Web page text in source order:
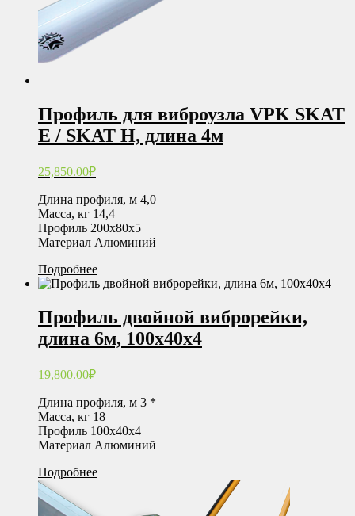
Профиль для виброузла VPK SKAT
E / SKAT H, длина 4м
25,850.00₽
Длина профиля, м 4,0
Масса, кг 14,4
Профиль 200х80х5
Материал Алюминий
Подробнее
Профиль двойной виброрейки,
длина 6м, 100х40х4
19,800.00₽
Длина профиля, м 3 *
Масса, кг 18
Профиль 100х40х4
Материал Алюминий
Подробнее